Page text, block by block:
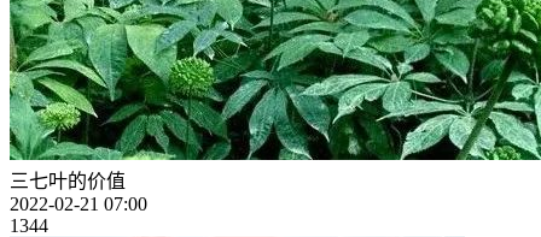
三七叶的价值
2022-02-21 07:00
1344